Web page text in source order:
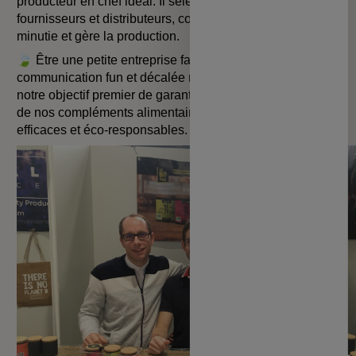
fournisseurs et distributeurs, conçoit les produits avec
minutie et gère la production.
🍃 Être une petite entreprise familiale avec une
communication fun et décalée ne nous éloigne pas de
notre objectif premier de garantir la sécurité et la qualité
de nos compléments alimentaires naturels, bio, vegan,
efficaces et éco-responsables.